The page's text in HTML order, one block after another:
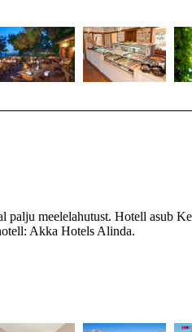
palju meelelahutust. Hotell asub
Akka Hotels Alinda.